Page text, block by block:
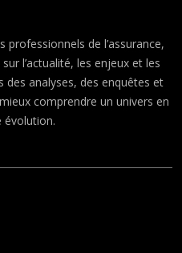
de l’assurance,
l’actualité, les enjeux et les
analyses, des enquêtes et
comprendre un univers en
évolution.